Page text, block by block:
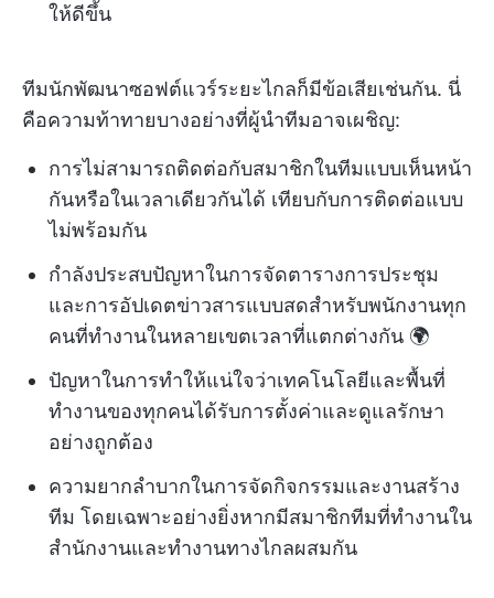
ให้ดีขึ้น
ทีมนักพัฒนาซอฟต์แวร์ระยะไกลก็มีข้อเสียเช่นกัน. นี่
คือความท้าทายบางอย่างที่ผู้นำทีมอาจเผชิญ:
การไม่สามารถติดต่อกับสมาชิกในทีมแบบเห็นหน้า
กันหรือในเวลาเดียวกันได้ เทียบกับการติดต่อแบบ
ไม่พร้อมกัน
กำลังประสบปัญหาในการจัดตารางการประชุม
และการอัปเดตข่าวสารแบบสดสำหรับพนักงานทุก
คนที่ทำงานในหลายเขตเวลาที่แตกต่างกัน 🌍
ปัญหาในการทำให้แน่ใจว่าเทคโนโลยีและพื้นที่
ทำงานของทุกคนได้รับการตั้งค่าและดูแลรักษา
อย่างถูกต้อง
ความยากลำบากในการจัดกิจกรรมและงานสร้าง
ทีม โดยเฉพาะอย่างยิ่งหากมีสมาชิกทีมที่ทำงานใน
สำนักงานและทำงานทางไกลผสมกัน